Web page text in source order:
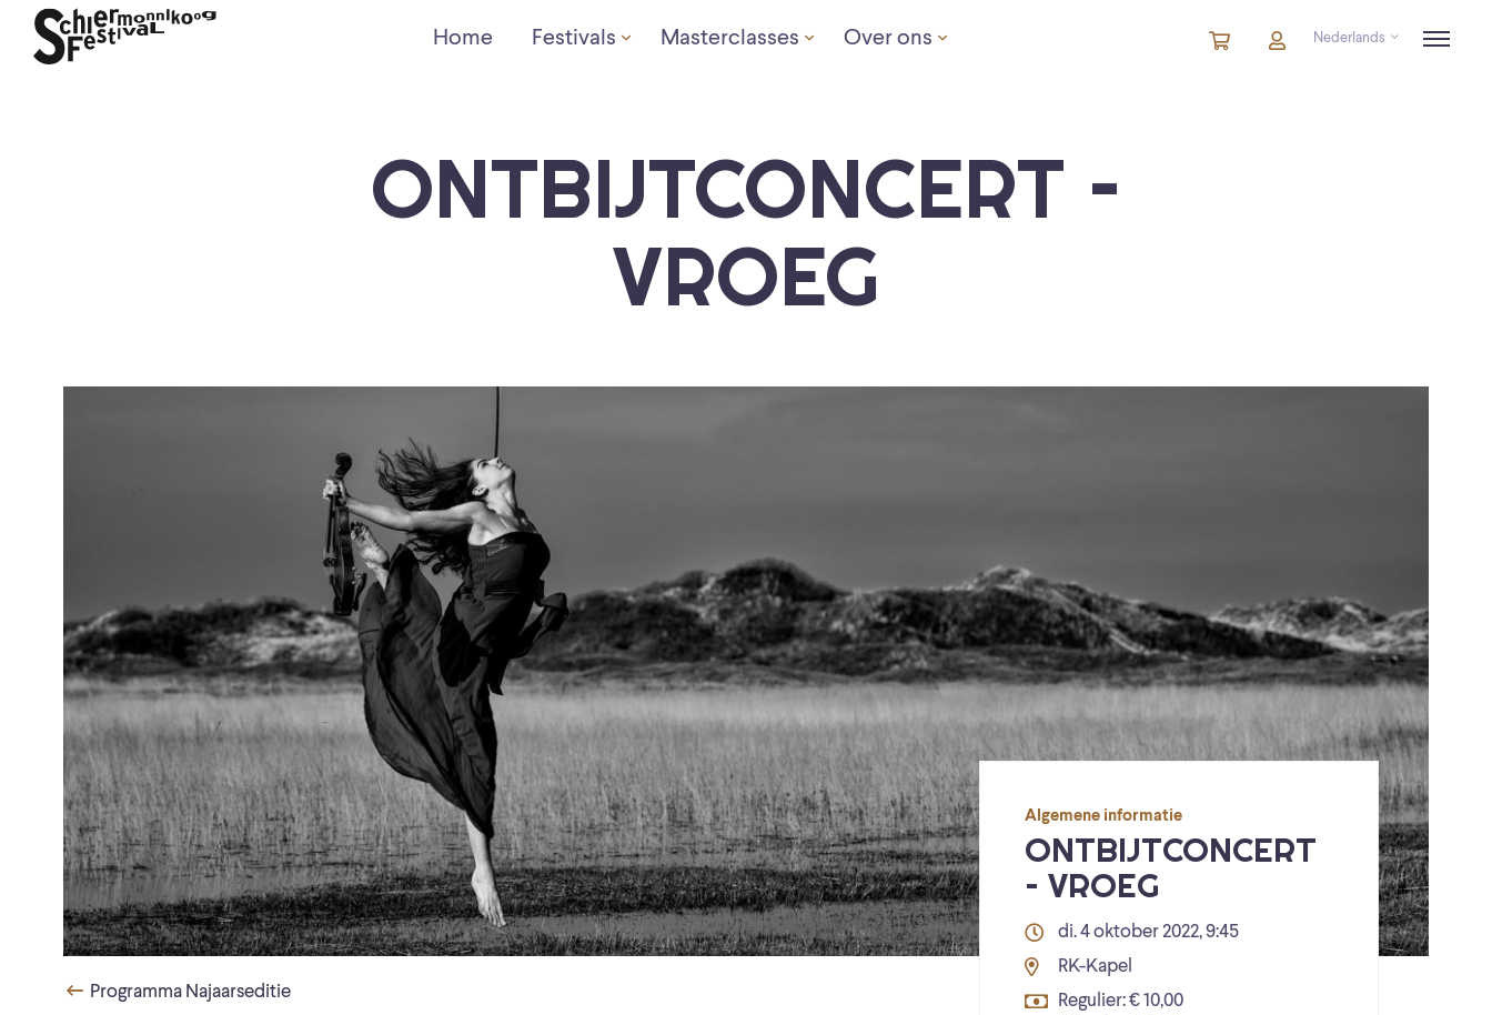
Home Festivals Masterclasses Over ons Winkelmandje
artikelenAccountNederlands
ONTBIJTCONCERT –
VROEG
Programma Najaarseditie
Algemene informatie
ONTBIJTCONCERT
– VROEG
di. 4 oktober 2022, 9:45
RK-Kapel
Regulier: € 10,00